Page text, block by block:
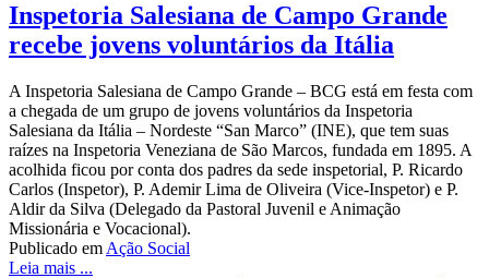
Inspetoria Salesiana de Campo Grande
recebe jovens voluntários da Itália
A Inspetoria Salesiana de Campo Grande – BCG está em festa com
a chegada de um grupo de jovens voluntários da Inspetoria
Salesiana da Itália – Nordeste “San Marco” (INE), que tem suas
raízes na Inspetoria Veneziana de São Marcos, fundada em 1895. A
acolhida ficou por conta dos padres da sede inspetorial, P. Ricardo
Carlos (Inspetor), P. Ademir Lima de Oliveira (Vice-Inspetor) e P.
Aldir da Silva (Delegado da Pastoral Juvenil e Animação
Missionária e Vocacional).
Publicado em Ação Social
Leia mais ...